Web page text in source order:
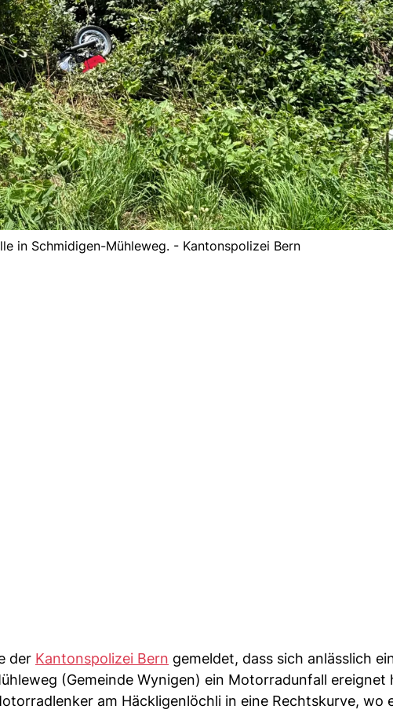
in Schmidigen-Mühleweg. - Kantonspolizei Bern
der Kantonspolizei Bern gemeldet, dass sich anlässlich
(Gemeinde Wynigen) ein Motorradunfall ereignet
am Häckligenlöchli in eine Rechtskurve, wo